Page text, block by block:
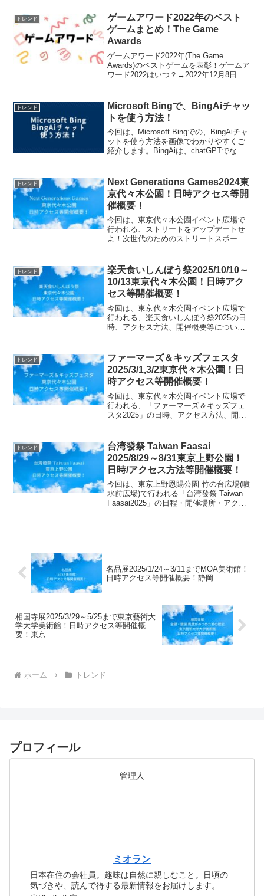
トレンド
ゲームアワード2022年のベスト
ゲームまとめ！The Game
Awards
ゲームアワード2022年(The Game
Awards)のベストゲームを表彰！ゲームア
ワード2022はいつ？→2022年12月8日
は、フロム・ソフ...
トレンド
Microsoft Bingで、BingAiチャッ
トを使う方法！
今回は、Microsoft Bingでの、BingAiチャ
ットを使う方法を画像でわかりやすくご
紹介します。BingAiは、chatGPTでな
チャットを使うことがで...
トレンド
Next Generations Games2024東
京代々木公園！日時アクセス等開
催概要！
今回は、東京代々木公園イベント広場で
行われる、ストリートをアップデートせ
よ！次世代のためのストリートスポーツ
概要等についてご紹介します！ストリ...
トレンド
楽天食いしんぼう祭2025/10/10～
10/13東京代々木公園！日時アク
セス等開催概要！
今回は、東京代々木公園イベント広場で
行われる、楽天食いしんぼう祭2025の日
時、アクセス方法、開催概要等について
フェア内で開催。人気グルメやスイーツ
が集結し、スタン...
トレンド
ファーマーズ＆キッズフェスタ
2025/3/1,3/2東京代々木公園！日
時アクセス等開催概要！
今回は、東京代々木公園イベント広場で
行われる、「ファーマーズ＆キッズフェ
スタ2025」の日時、アクセス方法、開催
元気な日本農業を伝えるイベント！「子
どもと農業をつなぐ架...
トレンド
台湾發祭 Taiwan Faasai
2025/8/29～8/31東京上野公園！
日時/アクセス方法等開催概要！
今回は、東京上野恩賜公園 竹の台広場(噴
水前広場)で行われる「台湾發祭 Taiwan
Faasai2025」の日程・開催場所・アクセ
名品展2025/1/24～3/11までMOA美術館！
日時アクセス等開催概要！静岡
相国寺展2025/3/29～5/25まで東京藝術大
学大学美術館！日時アクセス等開催概
要！東京
ホーム トレンド
プロフィール
管理人
ミオラン
日本在住の会社員。趣味は自然に親しむこと。日頃の
気づきや、読んで得する最新情報をお届けします。